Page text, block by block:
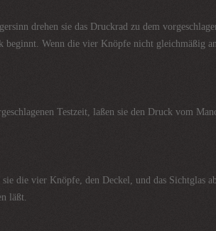
drehen sie das Druckrad zu dem
beginnt. Wenn die vier Knöpfe nicht gleichmäßig
Testzeit, laßen sie den Druck vom
sie die vier Knöpfe, den Deckel, und das Sichtglas
läßt.